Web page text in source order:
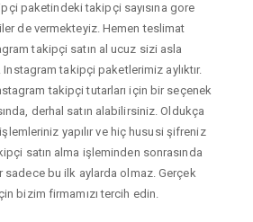
paketindeki takipçi sayısına gore
de vermekteyiz. Hemen teslimat
takipçi satın al ucuz sizi asla
takipçi paketlerimiz aylıktır.
takipçi tutarları için bir seçenek
derhal satın alabilirsiniz. Oldukça
yapılır ve hiç hususi şifreniz
satın alma işleminden sonrasında
sadece bu ilk aylarda olmaz. Gerçek
bizim firmamızı tercih edin.